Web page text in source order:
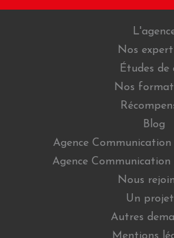
Nos
Études de
Nos
Blog
Agence
Agence
Nous
Un
Autres